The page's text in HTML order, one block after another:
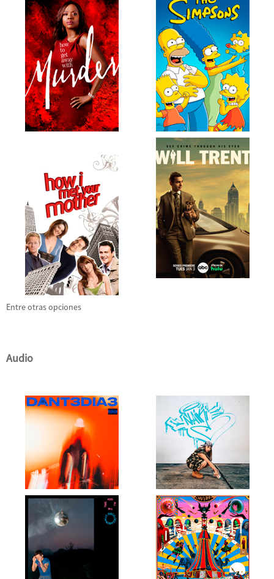
Entre otras opciones
Audio